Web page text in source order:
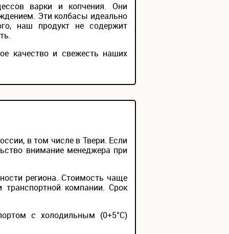
варки и копчения. Они
Эти колбасы идеально
наш продукт не содержит
качество и свежесть наших
в том числе в Твери. Если
внимание менеджера при
региона. Стоимость чаще
компании. Срок
с холодильным (0+5°С)